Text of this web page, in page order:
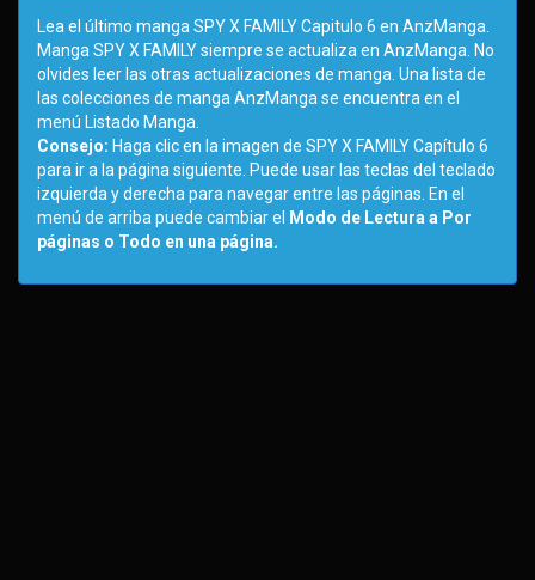
Lea el último manga SPY X FAMILY Capitulo 6 en AnzManga.
Manga SPY X FAMILY siempre se actualiza en AnzManga. No
olvides leer las otras actualizaciones de manga. Una lista de
las colecciones de manga AnzManga se encuentra en el
menú Listado Manga.
Consejo: Haga clic en la imagen de SPY X FAMILY Capítulo 6
para ir a la página siguiente. Puede usar las teclas del teclado
izquierda y derecha para navegar entre las páginas. En el
menú de arriba puede cambiar el
Modo de Lectura a Por
páginas o Todo en una página.